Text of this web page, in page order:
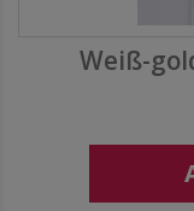
Weiß-